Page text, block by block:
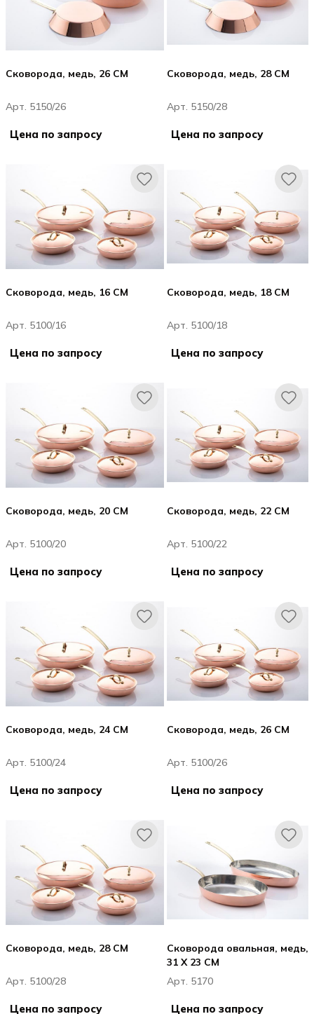
Сковорода, медь, 26 CM
Арт. 5150/26
Цена по запросу
Сковорода, медь, 28 CM
Арт. 5150/28
Цена по запросу
Сковорода, медь, 16 CM
Арт. 5100/16
Цена по запросу
Сковорода, медь, 18 CM
Арт. 5100/18
Цена по запросу
Сковорода, медь, 20 CM
Арт. 5100/20
Цена по запросу
Сковорода, медь, 22 CM
Арт. 5100/22
Цена по запросу
Сковорода, медь, 24 CM
Арт. 5100/24
Цена по запросу
Сковорода, медь, 26 CM
Арт. 5100/26
Цена по запросу
Сковорода, медь, 28 CM
Арт. 5100/28
Цена по запросу
Сковорода овальная, медь,
31 X 23 CM
Арт. 5170
Цена по запросу